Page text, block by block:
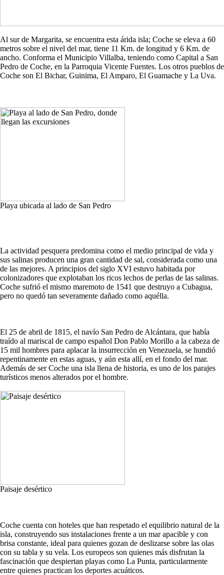
Al sur de Margarita, se encuentra esta árida isla; Coche se eleva a 60
metros sobre el nivel del mar, tiene 11 Km. de longitud y 6 Km. de
ancho. Conforma el Municipio Villalba, teniendo como Capital a San
Pedro de Coche, en la Parroquia Vicente Fuentes. Los otros pueblos de
Coche son El Bichar, Guinima, El Amparo, El Guamache y La Uva.
Playa ubicada al lado de San Pedro
La actividad pesquera predomina como el medio principal de vida y
sus salinas producen una gran cantidad de sal, considerada como una
de las mejores. A principios del siglo XVI estuvo habitada por
colonizadores que explotaban los ricos lechos de perlas de las salinas.
Coche sufrió el mismo maremoto de 1541 que destruyo a Cubagua,
pero no quedó tan severamente dañado como aquélla.
El 25 de abril de 1815, el navío San Pedro de Alcántara, que había
traído al mariscal de campo español Don Pablo Morillo a la cabeza de
15 mil hombres para aplacar la insurrección en Venezuela, se hundió
repentinamente en estas aguas, y aún esta allí, en el fondo del mar.
Además de ser Coche una isla llena de historia, es uno de los parajes
turísticos menos alterados por el hombre.
Paisaje desértico
Coche cuenta con hoteles que han respetado el equilibrio natural de la
isla, construyendo sus instalaciones frente a un mar apacible y con
brisa constante, ideal para quienes gozan de deslizarse sobre las olas
con su tabla y su vela. Los europeos son quienes más disfrutan la
fascinación que despiertan playas como La Punta, particularmente
entre quienes practican los deportes acuáticos.